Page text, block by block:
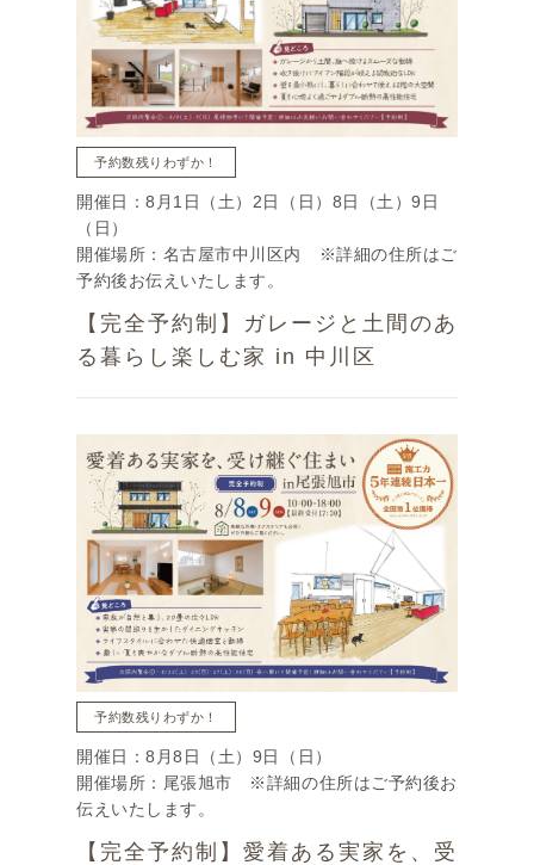
予約数残りわずか！
開催日：8月1日（土）2日（日）8日（土）9日
（日）
開催場所：名古屋市中川区内 ※詳細の住所はご
予約後お伝えいたします。
【完全予約制】ガレージと土間のあ
る暮らし楽しむ家 in 中川区
予約数残りわずか！
開催日：8月8日（土）9日（日）
開催場所：尾張旭市 ※詳細の住所はご予約後お
伝えいたします。
【完全予約制】愛着ある実家を、受